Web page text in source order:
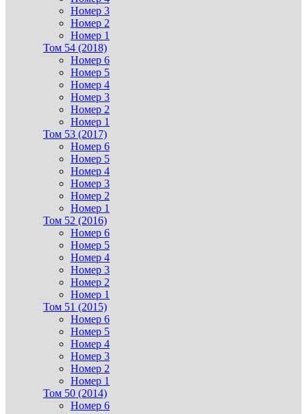
Номер 3
Номер 2
Номер 1
Том 54 (2018)
Номер 6
Номер 5
Номер 4
Номер 3
Номер 2
Номер 1
Том 53 (2017)
Номер 6
Номер 5
Номер 4
Номер 3
Номер 2
Номер 1
Том 52 (2016)
Номер 6
Номер 5
Номер 4
Номер 3
Номер 2
Номер 1
Том 51 (2015)
Номер 6
Номер 5
Номер 4
Номер 3
Номер 2
Номер 1
Том 50 (2014)
Номер 6